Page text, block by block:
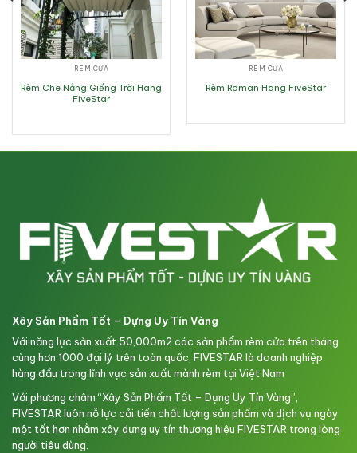
RÈM CỬA
Rèm Che Nắng Giếng Trời Hãng
FiveStar
RÈM CỬA
Rèm Roman Hãng FiveStar
Xây Sản Phẩm Tốt – Dựng Uy Tín Vàng
Với năng lực sản xuất 50,000m2 các sản phẩm rèm cửa trên tháng
cùng hơn 1000 đại lý trên toàn quốc, FIVESTAR là doanh nghiệp
hàng đầu trong lĩnh vực sản xuất mành rèm tại Việt Nam
Với phương châm “Xây Sản Phẩm Tốt – Dựng Uy Tín Vàng”,
FIVESTAR luôn nỗ lực cải tiến chất lượng sản phẩm và dịch vụ ngày
một tốt hơn nhằm xây dựng uy tín thương hiệu FIVESTAR trong lòng
người tiêu dùng.